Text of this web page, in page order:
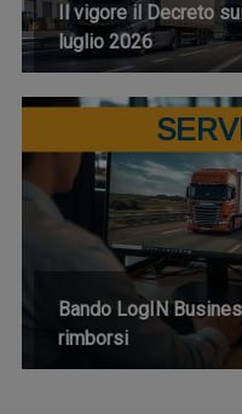
Il vigore il Decreto
luglio 2026
Bando LogIN
rimborsi